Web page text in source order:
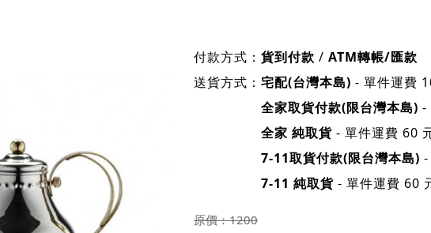
付款方式： 貨到付款 / ATM轉帳/匯款
送貨方式： 宅配(台灣本島) - 單件運費
全家取貨付款(限台灣本島) -
全家 純取貨- 單件運費 60
7-11取貨付款(限台灣本島)
7-11 純取貨- 單件運費 60
原價：1200